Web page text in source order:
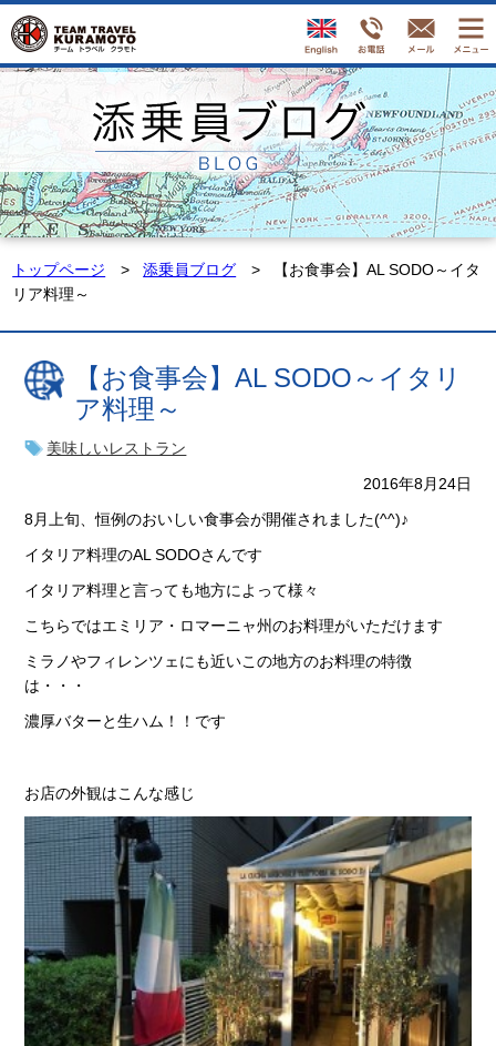
トップページ 添乗員ブログ
【お食事会】AL SODO～イタ
リア料理～
【お食事会】AL SODO～イタリ
ア料理～
美味しいレストラン
2016年8月24日
8月上旬、恒例のおいしい食事会が開催されました(^^)♪
イタリア料理のAL SODOさんです
イタリア料理と言っても地方によって様々
こちらではエミリア・ロマーニャ州のお料理がいただけます
ミラノやフィレンツェにも近いこの地方のお料理の特徴
は・・・
濃厚バターと生ハム！！です
お店の外観はこんな感じ